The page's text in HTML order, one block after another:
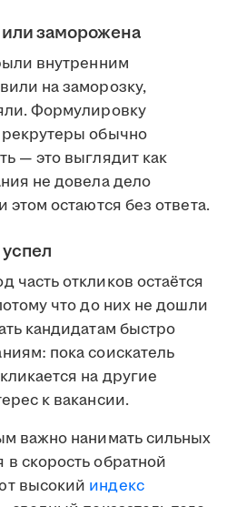
заморожена
внутренним
на заморозку,
Формулировку
обычно
— это выглядит как
не довела дело
остаются без ответа.
часть откликов остаётся
что до них не дошли
кандидатам быстро
пока соискатель
на другие
к вакансии.
важно нанимать сильных
скорость обратной
высокий индекс